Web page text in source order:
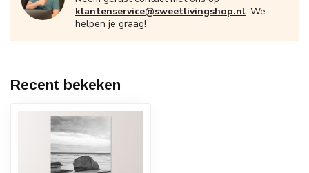
klantenservice@sweetlivingshop.nl. We
helpen je graag!
Recent bekeken